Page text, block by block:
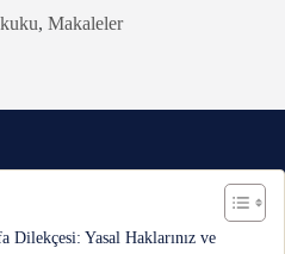
, Makaleler
Dilekçesi: Yasal Haklarınız ve